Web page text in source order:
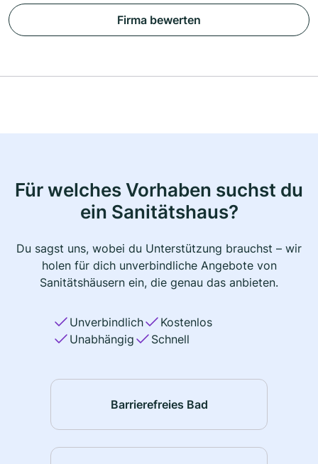
Firma bewerten
Für welches Vorhaben suchst du
ein Sanitätshaus?
Du sagst uns, wobei du Unterstützung brauchst – wir
holen für dich unverbindliche Angebote von
Sanitätshäusern ein, die genau das anbieten.
Unverbindlich
Kostenlos
Unabhängig
Schnell
Barrierefreies Bad